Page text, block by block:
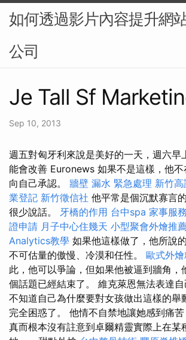
如何透過影片內容提升網
公司
Je Tall Sf
Sep 10, 2013
週五對匈牙利來說是美好的一天，週六早
能會改善 Euronews 如果不是這樣，他
向自己承認。 牆壁 漏水 緊急處理 新竹
業登記 新竹徵信社 他平常是個沉默寡言
很少說話。 牙橋的作用 台中spa 家事服
證申請 月子中心住幾天 小型聚會外燴推
Analytics教學 如果他這樣做了，他所說
不可估量的傲慢、冷漠和任性。 歐式外
此，他可以爭論，但如果他被逼到牆角，
個話題已經結束了。 維克萊恩無法表達
不知道自己為什麼要對女孩做出這樣的舉
完全困惑了。 他情不自禁地讓她感到痛
真而根本沒有註意到卓爾精靈實際上在某